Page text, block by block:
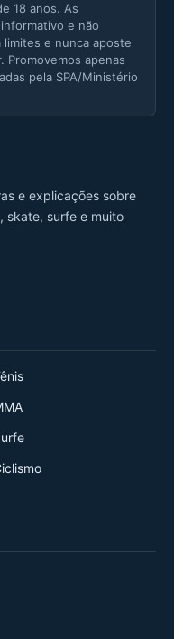
18 anos. As
e não
e nunca aposte
Promovemos apenas
pela SPA/Ministério
e explicações sobre
skate, surfe e muito